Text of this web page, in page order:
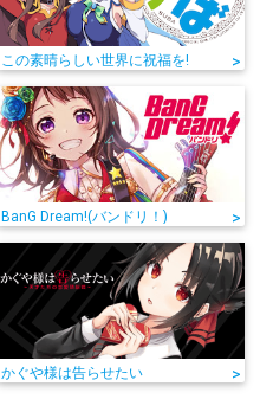
この素晴らしい世界に祝福を! >
BanG Dream!(バンドリ！) >
かぐや様は告らせたい >